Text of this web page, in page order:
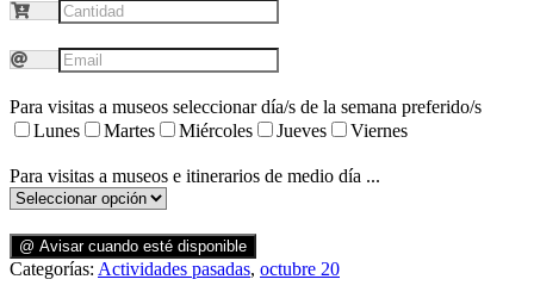
Para visitas a museos seleccionar día/s de la semana preferido/s
Lunes
Martes Miércoles Jueves Viernes
Para visitas a museos e itinerarios de medio día ...
@ Avisar cuando esté disponible
Categorías: Actividades pasadas, octubre 20